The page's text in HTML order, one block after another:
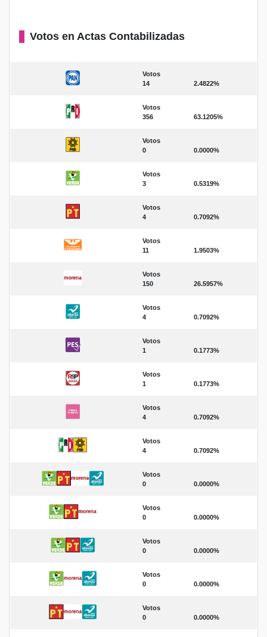
Votos en Actas Contabilizadas
Votos
14
2.4822%
Votos
356
63.1205%
Votos
0
0.0000%
Votos
3
0.5319%
Votos
4
0.7092%
Votos
11
1.9503%
Votos
150
26.5957%
Votos
4
0.7092%
Votos
1
0.1773%
Votos
1
0.1773%
Votos
4
0.7092%
Votos
4
0.7092%
Votos
0
0.0000%
Votos
0
0.0000%
Votos
0
0.0000%
Votos
0
0.0000%
Votos
0
0.0000%